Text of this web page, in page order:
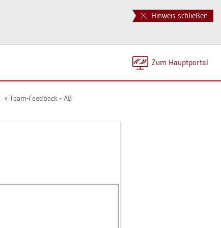
Hinweis schließen
Zum Haupt­por­tal
Team-Feed­back - AB